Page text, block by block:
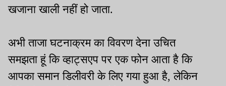
खजाना खाली नहीं हो जाता.
अभी ताजा घटनाक्रम का विवरण देना उचित
समझता हूं कि व्हाट्सएप पर एक फोन आता है कि
आपका समान डिलीवरी के लिए गया हुआ है, लेकिन